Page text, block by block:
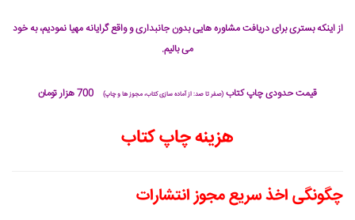
از اینکه بستری برای دریافت مشاوره هایی بدون جانبداری و واقع گرایانه مهیا نمودیم، به خود
می بالیم.
قیمت حدودی چاپ کتاب (صفر تا صد: از آماده سازی کتاب، مجوز ها و چاپ)
هزینه چاپ کتاب
چگونگی اخذ سریع مجوز انتشارات